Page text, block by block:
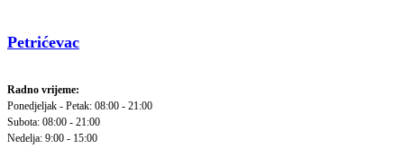
Petrićevac
Radno vrijeme:
Ponedjeljak - Petak: 08:00 - 21:00
Subota: 08:00 - 21:00
Nedelja: 9:00 - 15:00